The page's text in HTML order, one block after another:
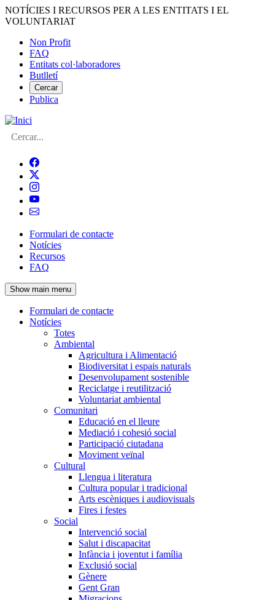
Vés
al
NOTÍCIES I RECURSOS PER A LES ENTITATS I EL
VOLUNTARIAT
Menú
del
compte
d'usuari
Non Profit
FAQ
Entitats col·laboradores
Butlletí
Cercar
Publica
Cerca
Navegació
principal
de
l'encapçalament
Formulari de contacte
Notícies
Recursos
FAQ
Show main menu
Navegació
principal
Formulari de contacte
Notícies
Totes
Ambiental
Agricultura i Alimentació
Biodiversitat i espais naturals
Desenvolupament sostenible
Reciclatge i reutilització
Voluntariat ambiental
Comunitari
Educació en el lleure
Mediació i cohesió social
Participació ciutadana
Moviment veïnal
Cultural
Llengua i literatura
Cultura popular i tradicional
Arts escèniques i audiovisuals
Fires i festes
Social
Intervenció social
Salut i discapacitat
Infància i joventut i família
Exclusió social
Gènere
Gent Gran